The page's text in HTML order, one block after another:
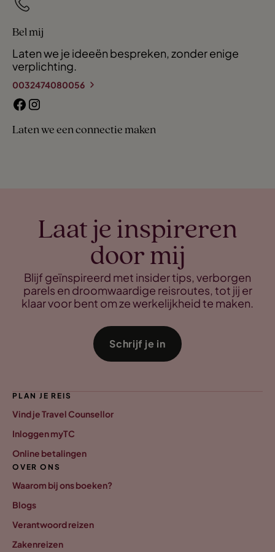
Bel mij
Laten we je ideeën bespreken, zonder enige
verplichting.
0032474080056
Laten we een connectie maken
Laat je inspireren
door mij
Blijf geïnspireerd met insider tips, verborgen
parels en droomwaardige reisroutes, tot jij er
klaar voor bent om ze werkelijkheid te maken.
Schrijf je in
PLAN JE REIS
Vind je Travel Counsellor
Inloggen myTC
Online betalingen
OVER ONS
Waarom bij ons boeken?
Blogs
Verantwoord reizen
Zakenreizen